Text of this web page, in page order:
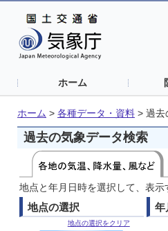
ホーム
ホーム > 各種データ・資料 > 過去
過去の気象データ検索
地点と年月日時を選択して、表示
地点の選択
地点の選択をクリア
年